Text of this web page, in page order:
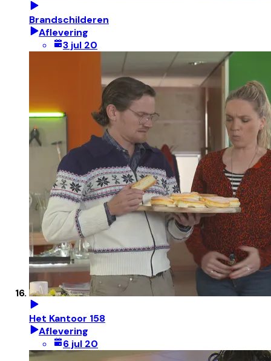
Brandschilderen
Aflevering
3 jul 20
Het Kantoor 158
Aflevering
6 jul 20